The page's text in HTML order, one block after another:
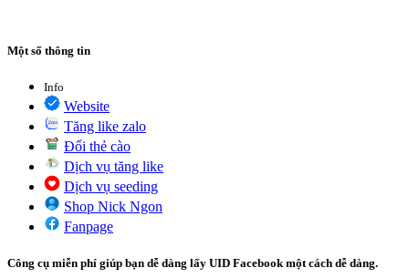
Một số thông tin
Info
Website
Tăng like zalo
Đổi thẻ cào
Dịch vụ tăng like
Dịch vụ seeding
Shop Nick Ngon
Fanpage
Công cụ miễn phí giúp bạn dễ dàng lấy UID Facebook một cách dễ dàng.